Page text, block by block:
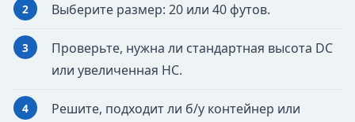
Выберите размер: 20 или 40 футов.
Проверьте, нужна ли стандартная высота DC
или увеличенная HC.
Решите, подходит ли б/у контейнер или